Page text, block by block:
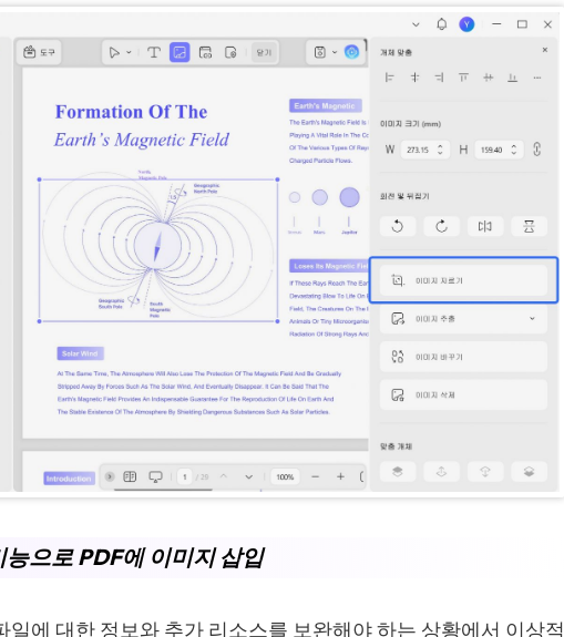
으로 PDF에 이미지 삽입
일에 대한 정보와 추가 리소스를 보완해야 하는 상황에서 이상적